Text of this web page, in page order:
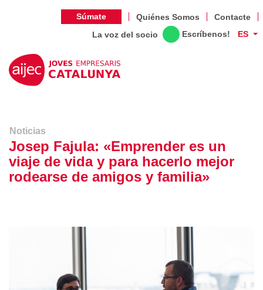
Súmate Quiénes Somos
Contacte
La voz del socio
Escríbenos! ES
Noticias
Josep Fajula: «Emprender es un
viaje de vida y para hacerlo mejor
rodearse de amigos y familia»